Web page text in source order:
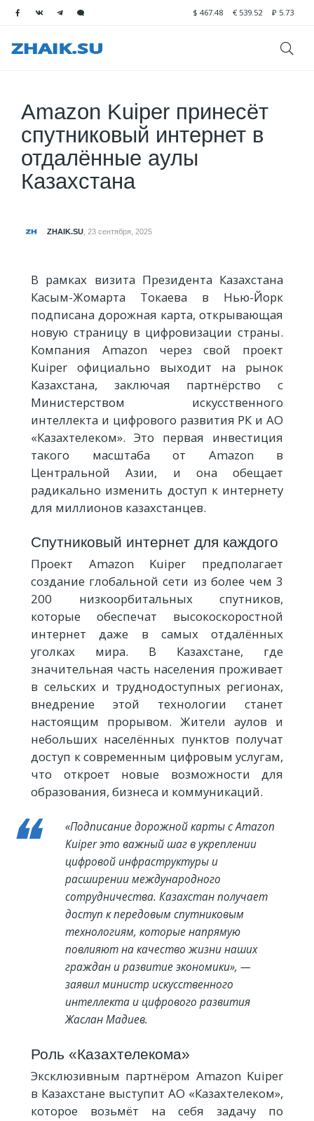
$ 467.48 € 539.52 ₽ 5.73
Amazon Kuiper принесёт
спутниковый интернет в
отдалённые аулы
Казахстана
ZHAIK.SU 23 сентября, 2025
В рамках визита Президента Казахстана
Касым-Жомарта Токаева в Нью-Йорк
подписана дорожная карта, открывающая
новую страницу в цифровизации страны.
Компания Amazon через свой проект
Kuiper официально выходит на рынок
Казахстана, заключая партнёрство с
Министерством искусственного
интеллекта и цифрового развития РК и АО
«Казахтелеком». Это первая инвестиция
такого масштаба от Amazon в
Центральной Азии, и она обещает
радикально изменить доступ к интернету
для миллионов казахстанцев.
Спутниковый интернет для каждого
Проект Amazon Kuiper предполагает
создание глобальной сети из более чем 3
200 низкоорбитальных спутников,
которые обеспечат высокоскоростной
интернет даже в самых отдалённых
уголках мира. В Казахстане, где
значительная часть населения проживает
в сельских и труднодоступных регионах,
внедрение этой технологии станет
настоящим прорывом. Жители аулов и
небольших населённых пунктов получат
доступ к современным цифровым услугам,
что откроет новые возможности для
образования, бизнеса и коммуникаций.
«Подписание дорожной карты с Amazon
Kuiper это важный шаг в укреплении
цифровой инфраструктуры и
расширении международного
сотрудничества. Казахстан получает
доступ к передовым спутниковым
технологиям, которые напрямую
повлияют на качество жизни наших
граждан и развитие экономики», —
заявил министр искусственного
интеллекта и цифрового развития
Жаслан Мадиев.
Роль «Казахтелекома»
Эксклюзивным партнёром Amazon Kuiper
в Казахстане выступит АО «Казахтелеком»,
которое возьмёт на себя задачу по